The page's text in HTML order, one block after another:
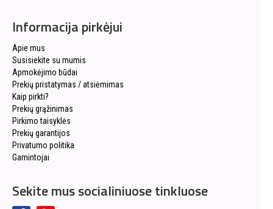
Informacija pirkėjui
Apie mus
Susisiekite su mumis
Apmokėjimo būdai
Prekių pristatymas / atsiėmimas
Kaip pirkti?
Prekių grąžinimas
Pirkimo taisyklės
Prekių garantijos
Privatumo politika
Gamintojai
Sekite mus socialiniuose tinkluose